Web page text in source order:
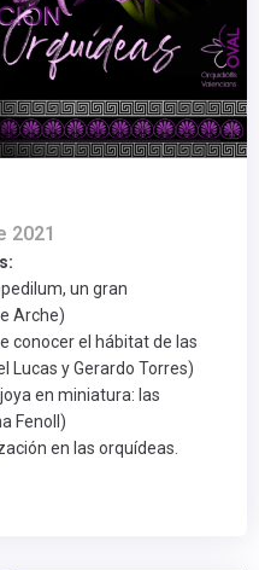
2021
un gran
Arche)
conocer el hábitat de las
Lucas y Gerardo Torres)
en miniatura: las
Fenoll)
en las orquídeas.